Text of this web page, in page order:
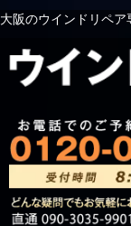
大阪のウインドリペ